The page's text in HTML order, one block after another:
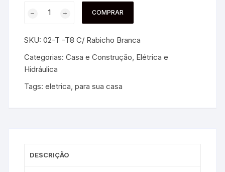
COMPRAR
SKU:02-T -T8 C/ Rabicho Branca
Categorias:Casa e Construção Elétrica e
Hidráulica
Tags:eletrica ,para sua casa
DESCRIÇÃO